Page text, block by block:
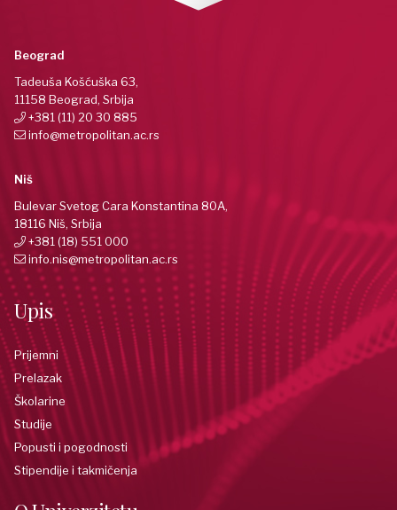
Beograd
Tadeuša Košćuška 63,
11158 Beograd, Srbija
+381 (11) 20 30 885
info@metropolitan.ac.rs
Niš
Bulevar Svetog Cara Konstantina 80A,
18116 Niš, Srbija
+381 (18) 551 000
info.nis@metropolitan.ac.rs
Upis
Prijemni
Prelazak
Školarine
Studije
Popusti i pogodnosti
Stipendije i takmičenja